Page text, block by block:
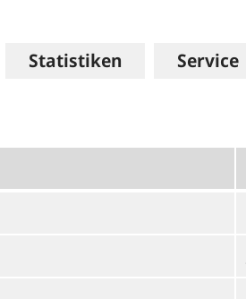
Statistiken Service